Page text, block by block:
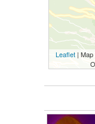
Leaflet |